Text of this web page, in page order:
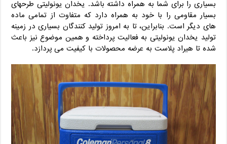
بسیاری را برای شما به همراه داشته باشد. یخدان یونولیتی طرحهای
بسیار مقاومی را با خود به همراه دارد که متفاوت از تمامی ماده
های دیگر است. بنابراین، تا به امروز تولید کنندگان بسیاری در زمینه
تولید یخدان یونولیتی به فعالیت پرداخته و همین موضوع نیز باعث
شده تا هیراد پلاست به عرضه محصولات با کیفیت می پردازد.